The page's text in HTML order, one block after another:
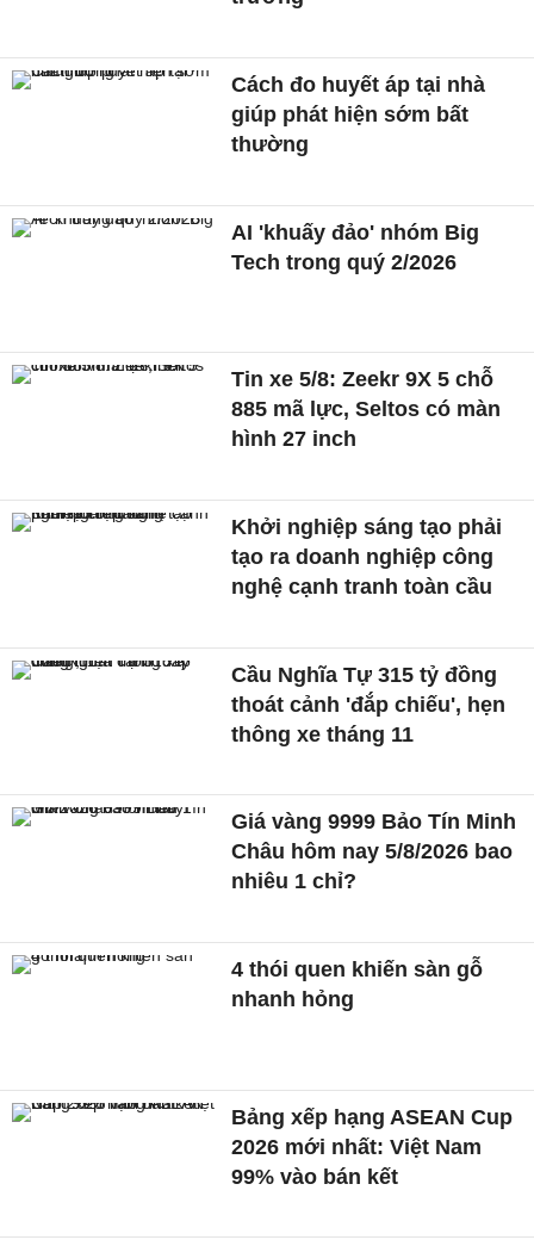
Cách đo huyết áp tại nhà
giúp phát hiện sớm bất
thường
AI 'khuấy đảo' nhóm Big
Tech trong quý 2/2026
Tin xe 5/8: Zeekr 9X 5 chỗ
885 mã lực, Seltos có màn
hình 27 inch
Khởi nghiệp sáng tạo phải
tạo ra doanh nghiệp công
nghệ cạnh tranh toàn cầu
Cầu Nghĩa Tự 315 tỷ đồng
thoát cảnh 'đắp chiếu', hẹn
thông xe tháng 11
Giá vàng 9999 Bảo Tín Minh
Châu hôm nay 5/8/2026 bao
nhiêu 1 chỉ?
4 thói quen khiến sàn gỗ
nhanh hỏng
Bảng xếp hạng ASEAN Cup
2026 mới nhất: Việt Nam
99% vào bán kết